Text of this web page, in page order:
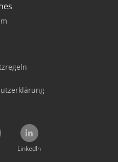
LinkedIn